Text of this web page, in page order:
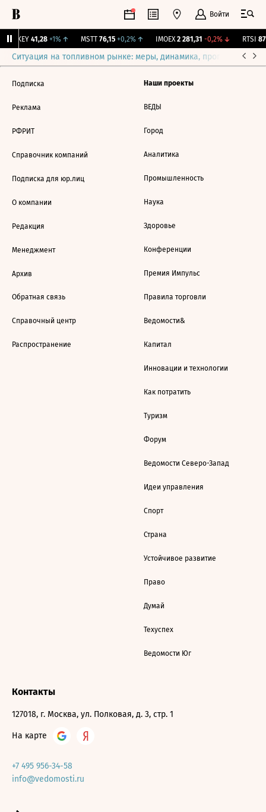
Войти
OKEY 41,28 +1%↑ MSTT 76,15 +0,2%↑ IMOEX 2 281,31 -0,2%↓ RTSI
Ситуация на топливном рынке: меры, динамика, прогнозы
Подписка
Реклама
РФРИТ
Справочник компаний
Подписка для юр.лиц
О компании
Редакция
Менеджмент
Архив
Обратная связь
Справочный центр
Распространение
Наши проекты
ВЕДЫ
Город
Аналитика
Промышленность
Наука
Здоровье
Конференции
Премия Импульс
Правила торговли
Ведомости&
Капитал
Инновации и технологии
Как потратить
Туризм
Форум
Ведомости Северо-Запад
Идеи управления
Спорт
Страна
Устойчивое развитие
Право
Думай
Техуспех
Ведомости Юг
Контакты
127018, г. Москва, ул. Полковая, д. 3, стр. 1
На карте
+7 495 956-34-58
info@vedomosti.ru